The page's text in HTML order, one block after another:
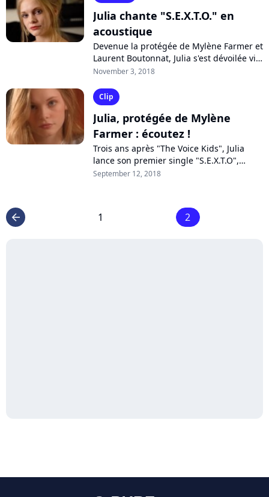
Julia chante "S.E.X.T.O." en
acoustique
Devenue la protégée de Mylène Farmer et
Laurent Boutonnat, Julia s'est dévoilée via
un premier single empli de double sens :
November 3, 2018
Clip
Julia, protégée de Mylène
Farmer : écoutez !
Trois ans après "The Voice Kids", Julia
lance son premier single "S.E.X.T.O",
entourée par un couple de renom :
September 12, 2018
arrow_left 1 2